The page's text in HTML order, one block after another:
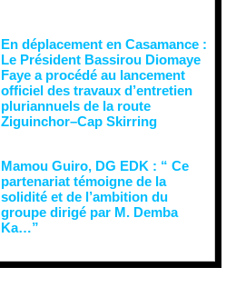
En déplacement en Casamance :
Le Président Bassirou Diomaye
Faye a procédé au lancement
officiel des travaux d’entretien
pluriannuels de la route
Ziguinchor–Cap Skirring
Mamou Guiro, DG EDK : “ Ce
partenariat témoigne de la
solidité et de l’ambition du
groupe dirigé par M. Demba
Ka…”